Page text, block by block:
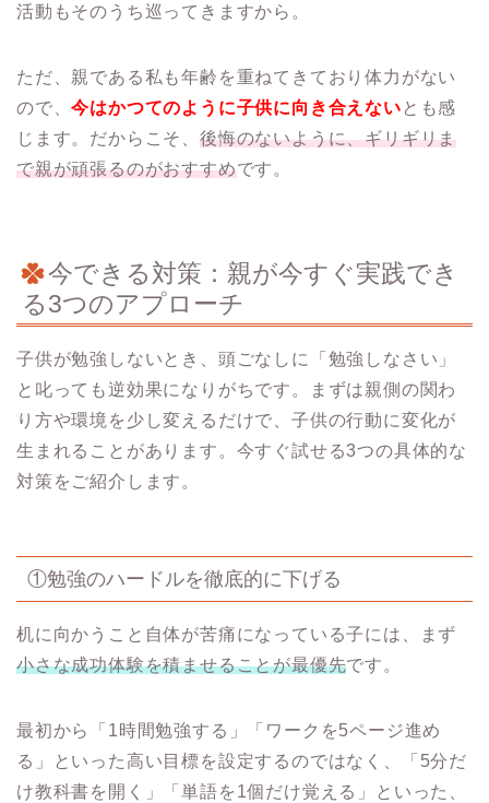
活動もそのうち巡ってきますから。
ただ、親である私も年齢を重ねてきており体力がない
ので、今はかつてのように子供に向き合えない とも感
じます。だからこそ、後悔のないように、ギリギリま
で親が頑張るのがおすすめです。
今できる対策：親が今すぐ実践でき
る3つのアプローチ
子供が勉強しないとき、頭ごなしに「勉強しなさい」
と叱っても逆効果になりがちです。まずは親側の関わ
り方や環境を少し変えるだけで、子供の行動に変化が
生まれることがあります。今すぐ試せる3つの具体的な
対策をご紹介します。
①勉強のハードルを徹底的に下げる
机に向かうこと自体が苦痛になっている子には、まず
小さな成功体験を積ませることが最優先です。
最初から「1時間勉強する」「ワークを5ページ進め
る」といった高い目標を設定するのではなく、「5分だ
け教科書を開く」「単語を1個だけ覚える」といった、